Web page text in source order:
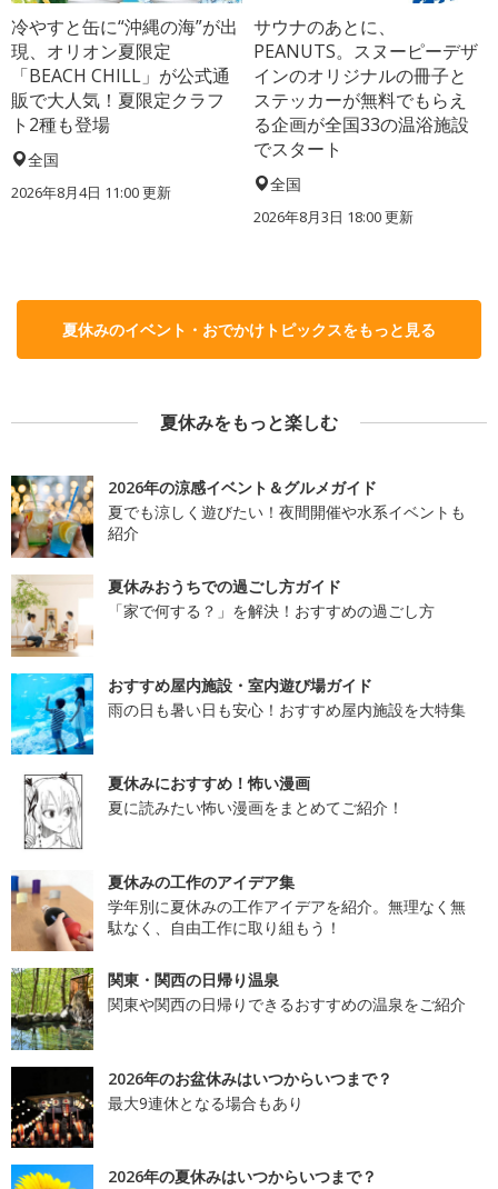
冷やすと缶に“沖縄の海”が出
現、オリオン夏限定
「BEACH CHILL」が公式通
販で大人気！夏限定クラフ
ト2種も登場
全国
2026年8月4日 11:00更新
サウナのあとに、
PEANUTS。スヌーピーデザ
インのオリジナルの冊子と
ステッカーが無料でもらえ
る企画が全国33の温浴施設
でスタート
全国
2026年8月3日 18:00更新
夏休みのイベント・おでかけトピックスをもっと見る
夏休みをもっと楽しむ
2026年の涼感イベント＆グルメガイド
夏でも涼しく遊びたい！夜間開催や水系イベントも
紹介
夏休みおうちでの過ごし方ガイド
「家で何する？」を解決！おすすめの過ごし方
おすすめ屋内施設・室内遊び場ガイド
雨の日も暑い日も安心！おすすめ屋内施設を大特集
夏休みにおすすめ！怖い漫画
夏に読みたい怖い漫画をまとめてご紹介！
夏休みの工作のアイデア集
学年別に夏休みの工作アイデアを紹介。無理なく無
駄なく、自由工作に取り組もう！
関東・関西の日帰り温泉
関東や関西の日帰りできるおすすめの温泉をご紹介
2026年のお盆休みはいつからいつまで？
最大9連休となる場合もあり
2026年の夏休みはいつからいつまで？